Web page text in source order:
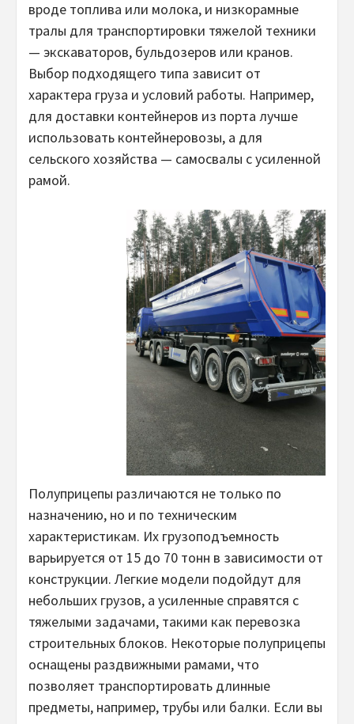
вроде топлива или молока, и низкорамные
тралы для транспортировки тяжелой техники
— экскаваторов, бульдозеров или кранов.
Выбор подходящего типа зависит от
характера груза и условий работы. Например,
для доставки контейнеров из порта лучше
использовать контейнеровозы, а для
сельского хозяйства — самосвалы с усиленной
рамой.
Полуприцепы различаются не только по
назначению, но и по техническим
характеристикам. Их грузоподъемность
варьируется от 15 до 70 тонн в зависимости от
конструкции. Легкие модели подойдут для
небольших грузов, а усиленные справятся с
тяжелыми задачами, такими как перевозка
строительных блоков. Некоторые полуприцепы
оснащены раздвижными рамами, что
позволяет транспортировать длинные
предметы, например, трубы или балки. Если вы